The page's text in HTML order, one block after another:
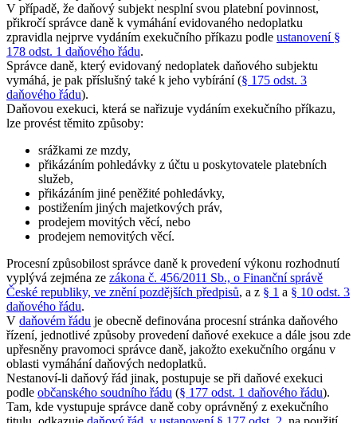
V případě, že daňový subjekt nesplní svou platební povinnost,
přikročí správce daně k vymáhání evidovaného nedoplatku
zpravidla nejprve vydáním exekučního příkazu podle ustanovení §
178 odst. 1 daňového řádu.
Správce daně, který evidovaný nedoplatek daňového subjektu
vymáhá, je pak příslušný také k jeho vybírání (§ 175 odst. 3
daňového řádu).
Daňovou exekuci, která se nařizuje vydáním exekučního příkazu,
lze provést těmito způsoby:
srážkami ze mzdy,
přikázáním pohledávky z účtu u poskytovatele platebních
služeb,
přikázáním jiné peněžité pohledávky,
postižením jiných majetkových práv,
prodejem movitých věcí, nebo
prodejem nemovitých věcí.
Procesní způsobilost správce daně k provedení výkonu rozhodnutí
vyplývá zejména ze zákona č. 456/2011 Sb., o Finanční správě
České republiky, ve znění pozdějších předpisů, a z § 1 a § 10 odst. 3
daňového řádu.
V daňovém řádu je obecně definována procesní stránka daňového
řízení, jednotlivé způsoby provedení daňové exekuce a dále jsou zde
upřesněny pravomoci správce daně, jakožto exekučního orgánu v
oblasti vymáhání daňových nedoplatků.
Nestanoví-li daňový řád jinak, postupuje se při daňové exekuci
podle občanského soudního řádu (§ 177 odst. 1 daňového řádu).
Tam, kde vystupuje správce daně coby oprávněný z exekučního